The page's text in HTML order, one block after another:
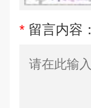
* 留言内容：